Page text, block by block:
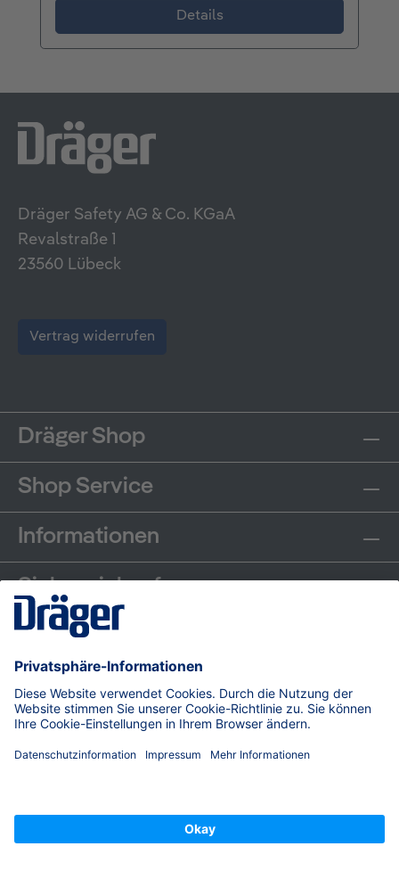
Details
Dräger Safety AG & Co. KGaA
Revalstraße 1
23560 Lübeck
Vertrag widerrufen
Dräger Shop
Shop Service
Informationen
Sicher einkaufen
Communities
Zahlungsarten
Versand